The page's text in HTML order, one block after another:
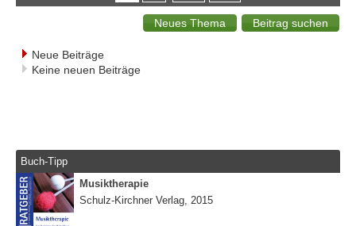
Neue Beiträge
Keine neuen Beiträge
Buch-Tipp
Musiktherapie
Schulz-Kirchner Verlag, 2015